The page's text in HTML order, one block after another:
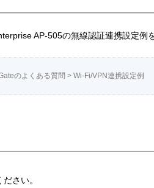
AP-505の無線認証連携設定例
のよくある質問 > Wi-Fi/VPN連携設定例
さい。